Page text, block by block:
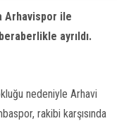
Arhavispor ile
ayrıldı.
nedeniyle Arhavi
rakibi karşısında